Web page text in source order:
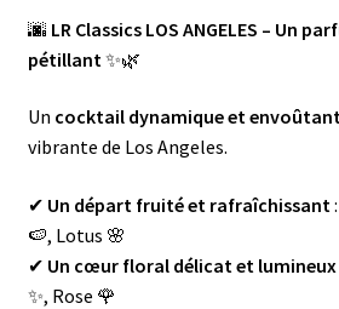
FAQ
🌆 LR Classics LOS ANGELES – Un
pétillant ✨🌿
Un cocktail dynamique et
vibrante de Los Angeles.
✔ Un départ fruité et rafraîchissant
🍉, Lotus 🌸
✔ Un cœur floral délicat et lumineux
✨, Rose 🌹